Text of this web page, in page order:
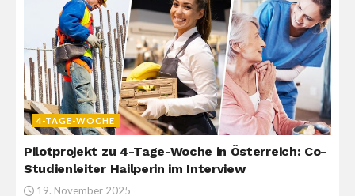
4-TAGE-WOCHE
Pilotprojekt zu 4-Tage-Woche in Österreich: Co-
Studienleiter Hailperin im Interview
19. November 2025